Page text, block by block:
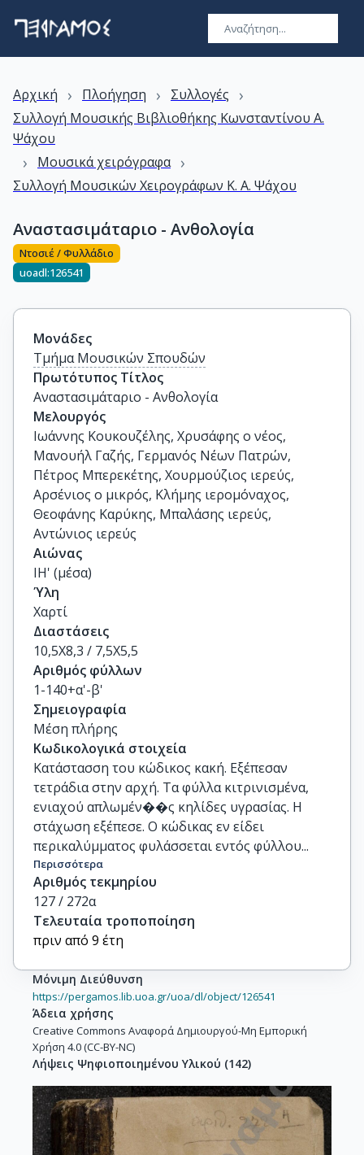
Αρχική › Πλοήγηση › Συλλογές ›
Συλλογή Μουσικής Βιβλιοθήκης Kωνσταντίνου A.
Ψάχου
› Μουσικά χειρόγραφα ›
Συλλογή Μουσικών Χειρογράφων Κ. Α. Ψάχου
Αναστασιμάταριο - Ανθολογία
Ντοσιέ / Φυλλάδιο
uoadl:126541
Μονάδες
Τμήμα Μουσικών Σπουδών
Πρωτότυπος Τίτλος
Αναστασιμάταριο - Ανθολογία
Μελουργός
Ιωάννης Κουκουζέλης, Χρυσάφης ο νέος,
Μανουήλ Γαζής, Γερμανός Νέων Πατρών,
Πέτρος Μπερεκέτης, Χουρμούζιος ιερεύς,
Αρσένιος ο μικρός, Κλήμης ιερομόναχος,
Θεοφάνης Καρύκης, Μπαλάσης ιερεύς,
Αντώνιος ιερεύς
Αιώνας
ΙΗ' (μέσα)
Ύλη
Χαρτί
Διαστάσεις
10,5Χ8,3 / 7,5Χ5,5
Αριθμός φύλλων
1-140+α'-β'
Σημειογραφία
Μέση πλήρης
Κωδικολογικά στοιχεία
Κατάστασση του κώδικος κακή. Εξέπεσαν
τετράδια στην αρχή. Τα φύλλα κιτρινισμένα,
ενιαχού απλωμέν��ς κηλίδες υγρασίας. Η
στάχωση εξέπεσε. Ο κώδικας εν είδει
περικαλύμματος φυλάσσεται εντός φύλλου...
Περισσότερα
Αριθμός τεκμηρίου
127 / 272α
Τελευταία τροποποίηση
πριν από 9 έτη
Μόνιμη Διεύθυνση
https://pergamos.lib.uoa.gr/uoa/dl/object/126541
Άδεια χρήσης
Creative Commons Αναφορά Δημιουργού-Μη Εμπορική
Χρήση 4.0 (CC-BY-NC)
Λήψεις Ψηφιοποιημένου Υλικού (142)